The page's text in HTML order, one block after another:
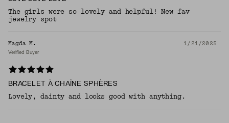
The girls were so lovely and helpful! New fav
jewelry spot
Magda M. 1/21/2025
Verified Buyer
BRACELET À CHAÎNE SPHÈRES
Lovely, dainty and looks good with anything.